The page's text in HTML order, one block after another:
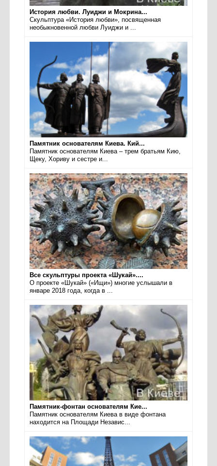
История любви. Луиджи и Мокрина...
Скульптура «История любви», посвященная
необыкновенной любви Луиджи и ...
Памятник основателям Киева. Кий...
Памятник основателям Киева – трем братьям Кию,
Щеку, Хориву и сестре и...
Все скульптуры проекта «Шукай»....
О проекте «Шукай» («Ищи») многие услышали в
январе 2018 года, когда в ...
Памятник-фонтан основателям Кие...
Памятник основателям Киева в виде фонтана
находится на Площади Независ...